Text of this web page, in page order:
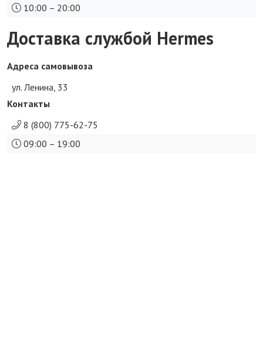
10:00 – 20:00
Доставка службой Hermes
Адреса самовывоза
ул. Ленина, 33
Контакты
8 (800) 775-62-75
09:00 – 19:00